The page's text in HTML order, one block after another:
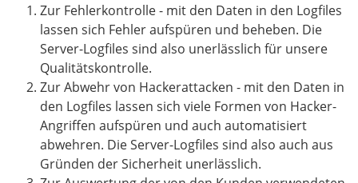
Zur Fehlerkontrolle - mit den Daten in den Logfiles
lassen sich Fehler aufspüren und beheben. Die
Server-Logfiles sind also unerlässlich für unsere
Qualitätskontrolle.
Zur Abwehr von Hackerattacken - mit den Daten in
den Logfiles lassen sich viele Formen von Hacker-
Angriffen aufspüren und auch automatisiert
abwehren. Die Server-Logfiles sind also auch aus
Gründen der Sicherheit unerlässlich.